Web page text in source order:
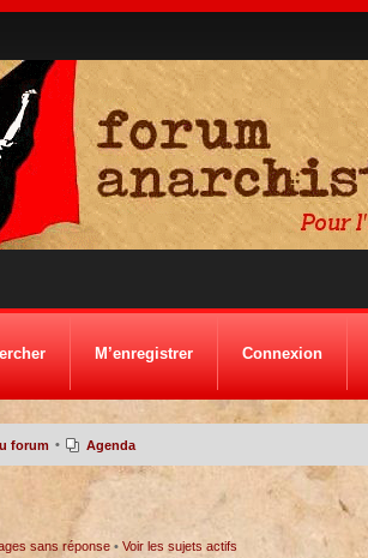
M’enregistrer Connexion
forum • Agenda
sans réponse• Voir les sujets actifs